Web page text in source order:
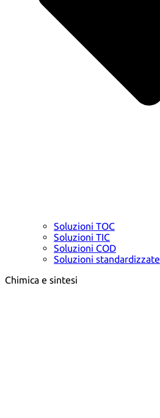
Soluzioni TOC
Soluzioni TIC
Soluzioni COD
Soluzioni standardizzate
Chimica e sintesi